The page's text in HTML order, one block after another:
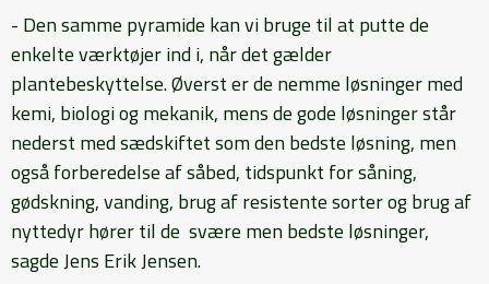
- Den samme pyramide kan vi bruge til at putte de
enkelte værktøjer ind i, når det gælder
plantebeskyttelse. Øverst er de nemme løsninger med
kemi, biologi og mekanik, mens de gode løsninger står
nederst med sædskiftet som den bedste løsning, men
også forberedelse af såbed, tidspunkt for såning,
gødskning, vanding, brug af resistente sorter og brug af
nyttedyr hører til de svære men bedste løsninger,
sagde Jens Erik Jensen.